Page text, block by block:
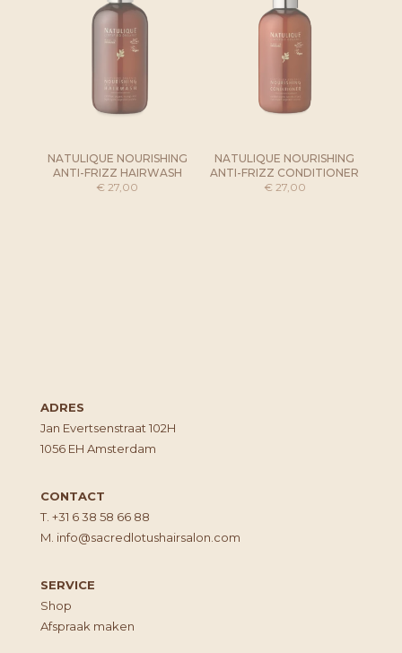
NATULIQUE NOURISHING
ANTI-FRIZZ HAIRWASH
€ 27,00
NATULIQUE NOURISHING
ANTI-FRIZZ CONDITIONER
€ 27,00
ADRES
Jan Evertsenstraat 102H
1056 EH Amsterdam
CONTACT
T. +31 6 38 58 66 88
M. info@sacredlotushairsalon.com
SERVICE
Shop
Afspraak maken